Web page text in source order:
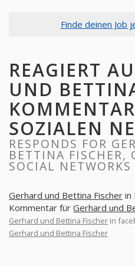
Finde deinen Job
REAGIERT
UND
SOZIALEN
RESPONDS FOR
BETTINA FISCHER,
SOCIAL NETWORKS
Gerhard und Bettina Fischer in
Kommentar für Gerhard und
Gerhard und Bettina Fischer in
Gerhard und Bettina Fischer